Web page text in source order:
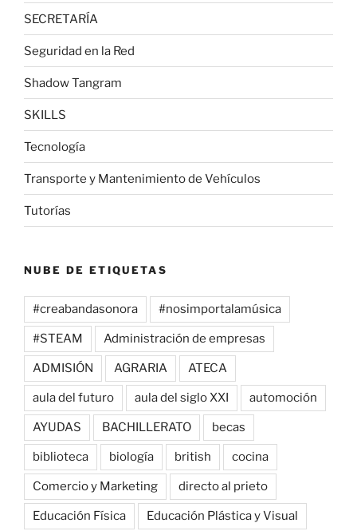
SECRETARÍA
Seguridad en la Red
Shadow Tangram
SKILLS
Tecnología
Transporte y Mantenimiento de Vehículos
Tutorías
NUBE DE ETIQUETAS
#creabandasonora #nosimportalamúsica
#STEAM Administración de empresas
ADMISIÓN AGRARIA ATECA
aula del futuro aula del siglo XXI automoción
AYUDAS BACHILLERATO becas
biblioteca biología british cocina
Comercio y Marketing directo al prieto
Educación Física Educación Plástica y Visual